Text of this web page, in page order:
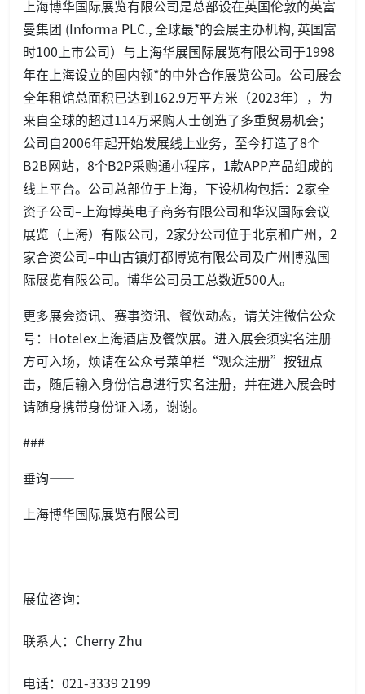
上海博华国际展览有限公司是总部设在英国伦敦的英富
曼集团 (Informa PLC., 全球最*的会展主办机构, 英国富
时100上市公司）与上海华展国际展览有限公司于1998
年在上海设立的国内领*的中外合作展览公司。公司展会
全年租馆总面积已达到162.9万平方米（2023年），为
来自全球的超过114万采购人士创造了多重贸易机会；
公司自2006年起开始发展线上业务，至今打造了8个
B2B网站，8个B2P采购通小程序，1款APP产品组成的
线上平台。公司总部位于上海，下设机构包括：2家全
资子公司–上海博英电子商务有限公司和华汉国际会议
展览（上海）有限公司，2家分公司位于北京和广州，2
家合资公司–中山古镇灯都博览有限公司及广州博泓国
际展览有限公司。博华公司员工总数近500人。
更多展会资讯、赛事资讯、餐饮动态，请关注微信公众
号：Hotelex上海酒店及餐饮展。进入展会须实名注册
方可入场，烦请在公众号菜单栏“观众注册”按钮点
击，随后输入身份信息进行实名注册，并在进入展会时
请随身携带身份证入场，谢谢。
###
垂询——
上海博华国际展览有限公司
展位咨询：
联系人：Cherry Zhu
电话：021-3339 2199